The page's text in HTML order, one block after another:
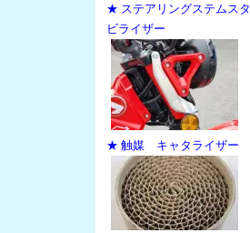
★ ステアリングステムスタ
ビライザー
★ 触媒 キャタライザー